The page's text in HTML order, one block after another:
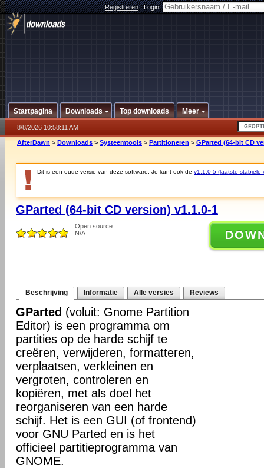
Registreren|Login:
Startpagina Downloads Top downloads Meer
8/8/2026 10:58:11 AM
AfterDawn > Downloads > Systeemtools > Partitioneren > GParted (64-bit CD
Dit is een oude versie van deze software. Je kunt ook de v1.1.0-5 (laatste stabiele
GParted (64-bit CD version) v1.1.0-1
Open source
N/A
Beschrijving Informatie Alle versies Reviews
GParted (voluit: Gnome Partition
Editor) is een programma om
partities op de harde schijf te
creëren, verwijderen, formatteren,
verplaatsen, verkleinen en
vergroten, controleren en
kopiëren, met als doel het
reorganiseren van een harde
schijf. Het is een GUI (of frontend)
voor GNU Parted en is het
officieel partitieprogramma van
GNOME.